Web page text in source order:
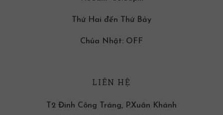
Thứ Hai đến Thứ Bảy
Chúa Nhật: OFF
LIÊN HỆ
T2 Đinh Công Tráng, P.Xuân Khánh